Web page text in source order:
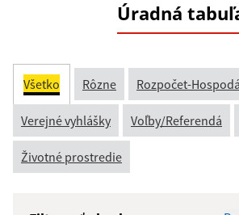
Úradná
Všetko Rôzne Rozpočet-
Verejné vyhlášky Voľby/Referendá
Životné prostredie